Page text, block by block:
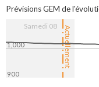
Prévisions GEM de
Actuellement
Samedi 08
900
1,000